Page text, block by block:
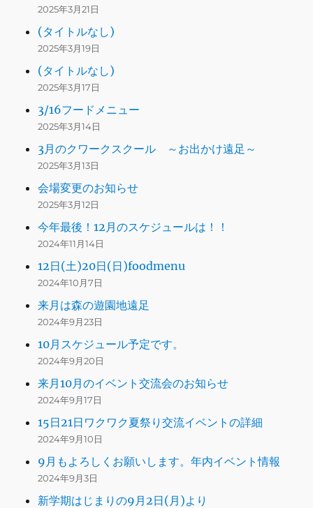
2025年3月21日
(タイトルなし)
2025年3月19日
(タイトルなし)
2025年3月17日
3/16フードメニュー
2025年3月14日
3月のクワークスクール ～お出かけ遠足～
2025年3月13日
会場変更のお知らせ
2025年3月12日
今年最後！12月のスケジュールは！！
2024年11月14日
12日(土)20日(日)foodmenu
2024年10月7日
来月は森の遊園地遠足
2024年9月23日
10月スケジュール予定です。
2024年9月20日
来月10月のイベント交流会のお知らせ
2024年9月17日
15日21日ワクワク夏祭り交流イベントの詳細
2024年9月10日
9月もよろしくお願いします。年内イベント情報
2024年9月3日
新学期はじまりの9月2日(月)より